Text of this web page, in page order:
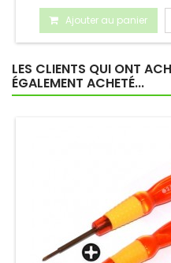
Ajouter au panier
LES CLIENTS QUI ONT
ÉGALEMENT ACHETÉ...